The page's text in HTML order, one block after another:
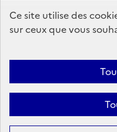
Ce site utilise des
sur ceux que vous
education.gouv.fr
enseignementsup-
Accessibilité : partiellement